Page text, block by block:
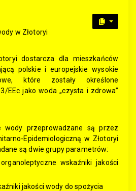
w Złotoryi
dostarcza dla mieszkańców
polskie i europejskie wysokie
które zostały określone
EEc jako woda „czysta i zdrowa”
wody przeprowadzane są przez
Epidemiologiczną w Złotoryi
są dwie grupy parametrów:
wskaźniki jakości
jakości wody do spożycia